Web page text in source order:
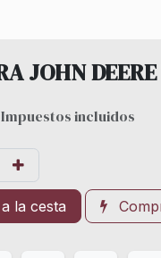
JOHN DEERE
Impuestos incluidos
la cesta